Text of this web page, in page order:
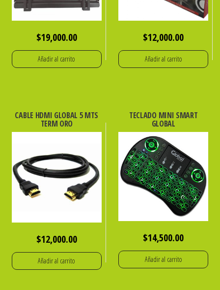
$19,000.00
Añadir al carrito
$12,000.00
Añadir al carrito
CABLE HDMI GLOBAL 5 MTS
TERM ORO
$12,000.00
Añadir al carrito
TECLADO MINI SMART
GLOBAL
$14,500.00
Añadir al carrito